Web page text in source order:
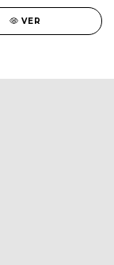
VER